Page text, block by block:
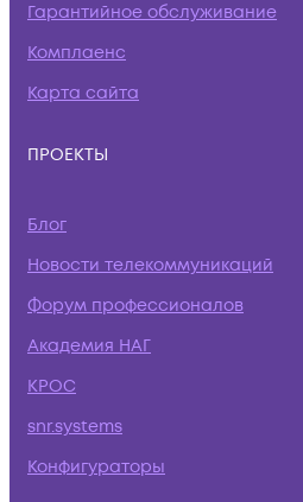
Гарантийное обслуживание
Комплаенс
Карта сайта
ПРОЕКТЫ
Блог
Новости телекоммуникаций
Форум профессионалов
Академия НАГ
КРОС
snr.systems
Конфигураторы